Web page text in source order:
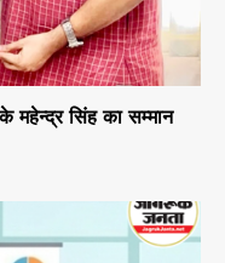
महेन्द्र सिंह का सम्मान